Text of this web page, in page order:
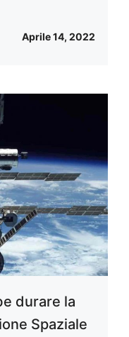
Aprile 14, 2022
durare la
Spaziale